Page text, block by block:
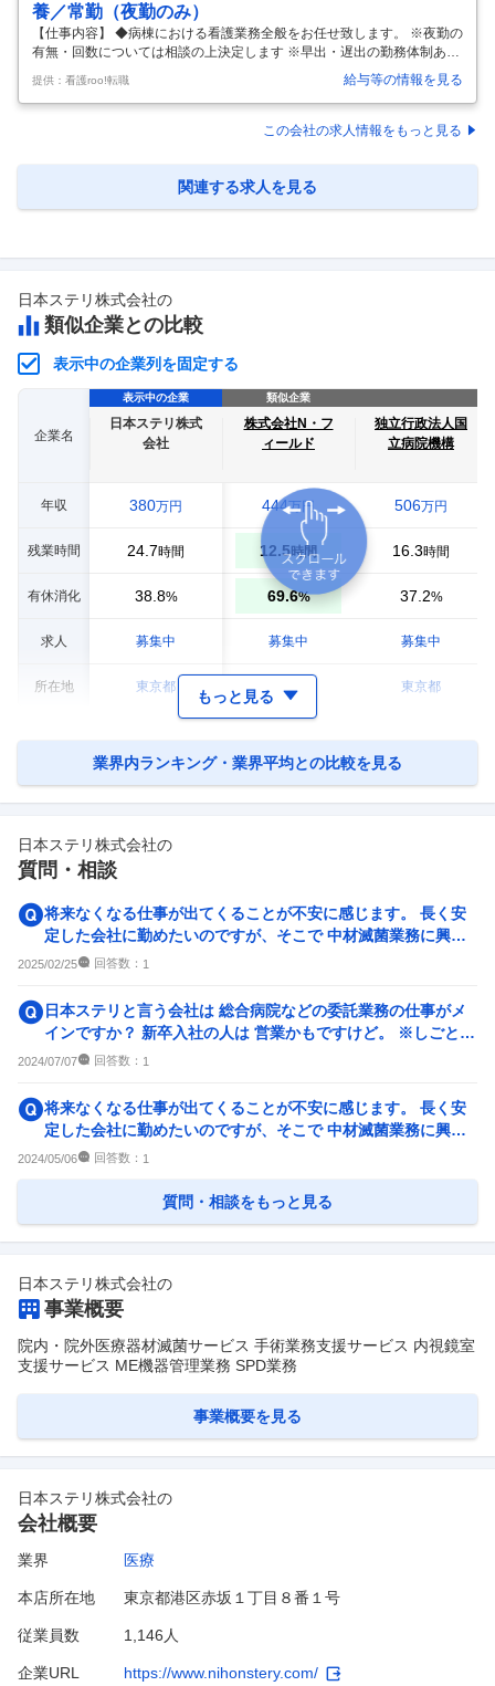
養／常勤（夜勤のみ）
【仕事内容】 ◆病棟における看護業務全般をお任せ致します。 ※夜勤の
有無・回数については相談の上決定します ※早出・遅出の勤務体制あり
提供：看護roo!転職 給与等の情報を見る
この会社の求人情報をもっと見る
関連する求人を見る
日本ステリ株式会社の
類似企業との比較
表示中の企業列を固定する
企業名
年収
残業時間
有休消化
求人
所在地
表示中の企業
日本ステリ株式
会社
380万円
24.7時間
38.8%
募集中
東京都
類似企業
株式会社N・フ
ィールド
444万円
12.5時間
69.6%
募集中
大阪府
独立行政法人国
立病院機構
506万円
16.3時間
37.2%
募集中
東京都
もっと見る
業界内ランキング・業界平均との比較を見る
日本ステリ株式会社の
質問・相談
将来なくなる仕事が出てくることが不安に感じます。 長く安
定した会社に勤めたいのですが、そこで 中材滅菌業務に興味
を持ちました。 主に ...
2025/02/25 回答数： 1
日本ステリと言う会社は 総合病院などの委託業務の仕事がメ
インですか？ 新卒入社の人は 営業かもですけど。 ※しごとカ
タログから投稿...
2024/07/07 回答数： 1
将来なくなる仕事が出てくることが不安に感じます。 長く安
定した会社に勤めたいのですが、そこで 中材滅菌業務に興味
を持ちました。 主に ...
2024/05/06 回答数： 1
質問・相談をもっと見る
日本ステリ株式会社の
事業概要
院内・院外医療器材滅菌サービス 手術業務支援サービス 内視鏡室
支援サービス ME機器管理業務 SPD業務
事業概要を見る
日本ステリ株式会社の
会社概要
業界 医療
本店所在地 東京都港区赤坂１丁目８番１号
従業員数 1,146人
企業URL https://www.nihonstery.com/